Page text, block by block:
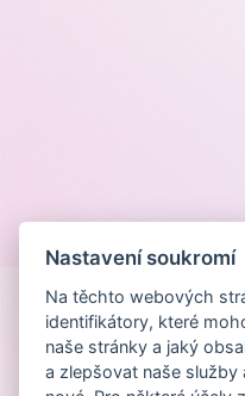
Nastavení soukromí
Na těchto webových
identifikátory, které
naše stránky a jaký
a zlepšovat naše služby